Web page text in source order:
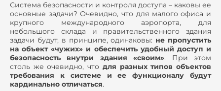
Система безопасности и контроля доступа – каковы ее
основные задачи? Очевидно, что для малого офиса и
крупного международного аэропорта, для
небольшого склада и правительственного здания
задачи будут, в принципе, одинаковы: не пропустить
на объект «чужих» и обеспечить удобный доступ и
безопасность внутри здания «своим». При этом
столь же очевидно, что для разных типов объектов
требования к системе и ее функционалу будут
кардинально отличаться.